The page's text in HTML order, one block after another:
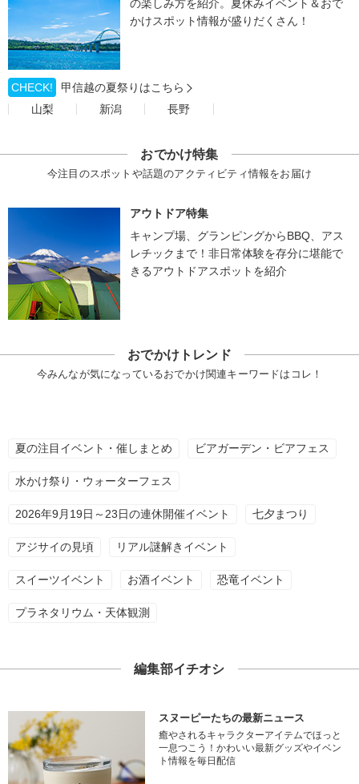
の楽しみ方を紹介。夏休みイベント＆おで
かけスポット情報が盛りだくさん！
CHECK!
甲信越の夏祭りはこちら
山梨
新潟 長野
おでかけ特集
今注目のスポットや話題のアクティビティ情報をお届け
アウトドア特集
キャンプ場、グランピングからBBQ、アス
レチックまで！非日常体験を存分に堪能で
きるアウトドアスポットを紹介
おでかけトレンド
今みんなが気になっているおでかけ関連キーワードはコレ！
夏の注目イベント・催しまとめ ビアガーデン・ビアフェス
水かけ祭り・ウォーターフェス
2026年9月19日～23日の連休開催イベント 七夕まつり
アジサイの見頃 リアル謎解きイベント
スイーツイベント お酒イベント 恐竜イベント
プラネタリウム・天体観測
編集部イチオシ
スヌーピーたちの最新ニュース
癒やされるキャラクターアイテムでほっと
一息つこう！かわいい最新グッズやイベン
ト情報を毎日配信